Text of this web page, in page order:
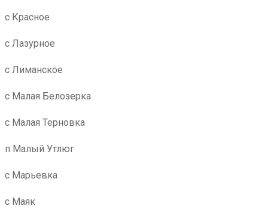
с Красное
с Лазурное
с Лиманское
с Малая Белозерка
с Малая Терновка
п Малый Утлюг
с Марьевка
с Маяк